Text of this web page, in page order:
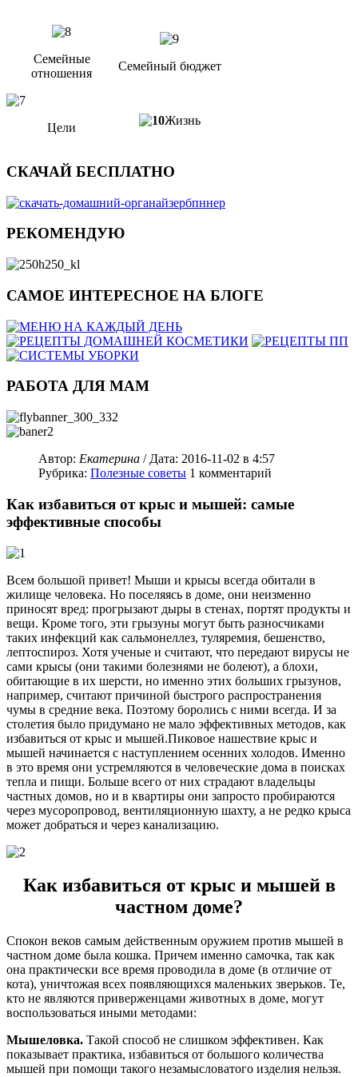
Семейные
отношения
Семейный бюджет
Цели
Жизнь
СКАЧАЙ БЕСПЛАТНО
РЕКОМЕНДУЮ
САМОЕ ИНТЕРЕСНОЕ НА БЛОГЕ
РАБОТА ДЛЯ МАМ
Автор: Екатерина / Дата: 2016-11-02 в 4:57
Рубрика: Полезные советы 1 комментарий
Как избавиться от крыс и мышей: самые
эффективные способы
Всем большой привет! Мыши и крысы всегда обитали в
жилище человека. Но поселяясь в доме, они неизменно
приносят вред: прогрызают дыры в стенах, портят продукты и
вещи. Кроме того, эти грызуны могут быть разносчиками
таких инфекций как сальмонеллез, туляремия, бешенство,
лептоспироз. Хотя ученые и считают, что передают вирусы не
сами крысы (они такими болезнями не болеют), а блохи,
обитающие в их шерсти, но именно этих больших грызунов,
например, считают причиной быстрого распространения
чумы в средние века. Поэтому боролись с ними всегда. И за
столетия было придумано не мало эффективных методов, как
избавиться от крыс и мышей.Пиковое нашествие крыс и
мышей начинается с наступлением осенних холодов. Именно
в это время они устремляются в человеческие дома в поисках
тепла и пищи. Больше всего от них страдают владельцы
частных домов, но и в квартиры они запросто пробираются
через мусоропровод, вентиляционную шахту, а не редко крыса
может добраться и через канализацию.
Как избавиться от крыс и мышей в
частном доме?
Спокон веков самым действенным оружием против мышей в
частном доме была кошка. Причем именно самочка, так как
она практически все время проводила в доме (в отличие от
кота), уничтожая всех появляющихся маленьких зверьков. Те,
кто не являются приверженцами животных в доме, могут
воспользоваться иными методами:
Мышеловка. Такой способ не слишком эффективен. Как
показывает практика, избавиться от большого количества
мышей при помощи такого незамысловатого изделия нельзя.